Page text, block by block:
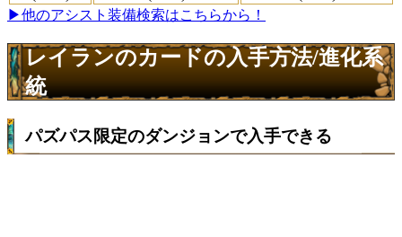
▶他のアシスト装備検索はこちらから！
レイランのカードの入手方法/進化系
統
パズパス限定のダンジョンで入手できる